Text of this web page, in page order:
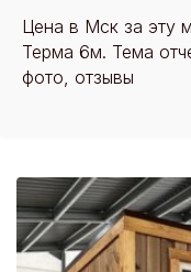
Цена в Мск за эту
Терма 6м. Тема
фото, отзывы